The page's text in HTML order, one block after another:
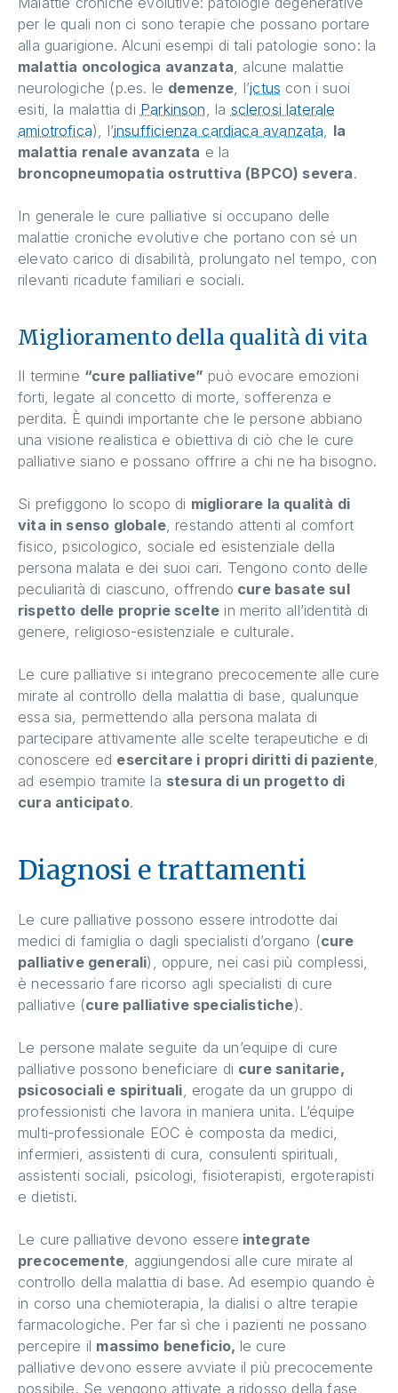
per le quali non ci sono terapie che possano portare
alla guarigione. Alcuni esempi di tali patologie sono: la
malattia oncologica avanzata, alcune malattie
neurologiche (p.es. le demenze, l’ictus con i suoi
esiti, la malattia di Parkinson, la sclerosi laterale
amiotrofica), l’insufficienza cardiaca avanzata, la
malattia renale avanzata e la
broncopneumopatia ostruttiva (BPCO) severa.
In generale le cure palliative si occupano delle
malattie croniche evolutive che portano con sé un
elevato carico di disabilità, prolungato nel tempo, con
rilevanti ricadute familiari e sociali.
Miglioramento della qualità di vita
Il termine “cure palliative” può evocare emozioni
forti, legate al concetto di morte, sofferenza e
perdita. È quindi importante che le persone abbiano
una visione realistica e obiettiva di ciò che le cure
palliative siano e possano offrire a chi ne ha bisogno.
Si prefiggono lo scopo di migliorare la qualità di
vita in senso globale, restando attenti al comfort
fisico, psicologico, sociale ed esistenziale della
persona malata e dei suoi cari. Tengono conto delle
peculiarità di ciascuno, offrendo cure basate sul
rispetto delle proprie scelte in merito all’identità di
genere, religioso-esistenziale e culturale.
Le cure palliative si integrano precocemente alle cure
mirate al controllo della malattia di base, qualunque
essa sia, permettendo alla persona malata di
partecipare attivamente alle scelte terapeutiche e di
conoscere ed esercitare i propri diritti di paziente,
ad esempio tramite la stesura di un progetto di
cura anticipato.
Diagnosi e trattamenti
Le cure palliative possono essere introdotte dai
medici di famiglia o dagli specialisti d’organo (cure
palliative generali), oppure, nei casi più complessi,
è necessario fare ricorso agli specialisti di cure
palliative (cure palliative specialistiche).
Le persone malate seguite da un’equipe di cure
palliative possono beneficiare di cure sanitarie,
psicosociali e spirituali , erogate da un gruppo di
professionisti che lavora in maniera unita. L’équipe
multi-professionale EOC è composta da medici,
infermieri, assistenti di cura, consulenti spirituali,
assistenti sociali, psicologi, fisioterapisti, ergoterapisti
e dietisti.
Le cure palliative devono essere integrate
precocemente , aggiungendosi alle cure mirate al
controllo della malattia di base. Ad esempio quando è
in corso una chemioterapia, la dialisi o altre terapie
farmacologiche. Per far sì che i pazienti ne possano
percepire il massimo beneficio, le cure
palliative devono essere avviate il più precocemente
possibile. Se vengono attivate a ridosso della fase